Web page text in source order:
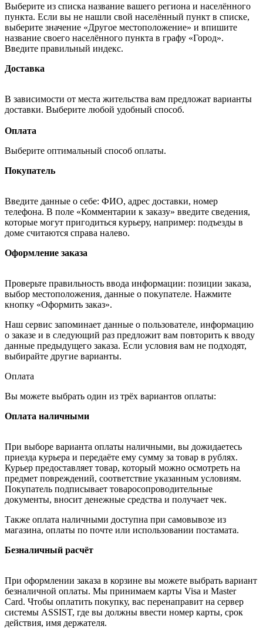
Выберите из списка название вашего региона и населённого
пункта. Если вы не нашли свой населённый пункт в списке,
выберите значение «Другое местоположение» и впишите
название своего населённого пункта в графу «Город».
Введите правильный индекс.
Доставка
В зависимости от места жительства вам предложат варианты
доставки. Выберите любой удобный способ.
Оплата
Выберите оптимальный способ оплаты.
Покупатель
Введите данные о себе: ФИО, адрес доставки, номер
телефона. В поле «Комментарии к заказу» введите сведения,
которые могут пригодиться курьеру, например: подъезды в
доме считаются справа налево.
Оформление заказа
Проверьте правильность ввода информации: позиции заказа,
выбор местоположения, данные о покупателе. Нажмите
кнопку «Оформить заказ».
Наш сервис запоминает данные о пользователе, информацию
о заказе и в следующий раз предложит вам повторить к вводу
данные предыдущего заказа. Если условия вам не подходят,
выбирайте другие варианты.
Оплата
Вы можете выбрать один из трёх вариантов оплаты:
Оплата наличными
При выборе варианта оплаты наличными, вы дожидаетесь
приезда курьера и передаёте ему сумму за товар в рублях.
Курьер предоставляет товар, который можно осмотреть на
предмет повреждений, соответствие указанным условиям.
Покупатель подписывает товаросопроводительные
документы, вносит денежные средства и получает чек.
Также оплата наличными доступна при самовывозе из
магазина, оплаты по почте или использовании постамата.
Безналичный расчёт
При оформлении заказа в корзине вы можете выбрать вариант
безналичной оплаты. Мы принимаем карты Visa и Master
Card. Чтобы оплатить покупку, вас перенаправит на сервер
системы ASSIST, где вы должны ввести номер карты, срок
действия, имя держателя.